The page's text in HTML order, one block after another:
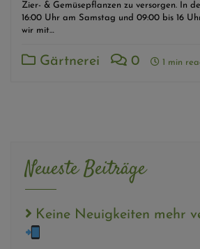
Zier- & Gemüsepflanzen zu versorgen. In
16:00 Uhr am Samstag und 09:00 bis 16
wir mit…
Gärtnerei 0 1 min
Neueste Beiträge
Keine Neuigkeiten mehr